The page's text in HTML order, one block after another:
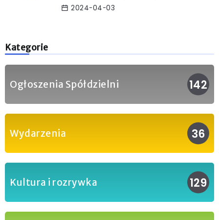
2024-04-03
Kategorie
Ogłoszenia Spółdzielni 142
Wydarzenia 36
Kultura i rozrywka 129